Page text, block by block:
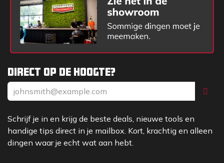
Direct op de hoogte?
Schrijf je in en krijg de beste deals, nieuwe tools en
handige tips direct in je mailbox. Kort, krachtig en alleen
dingen waar je echt wat aan hebt.